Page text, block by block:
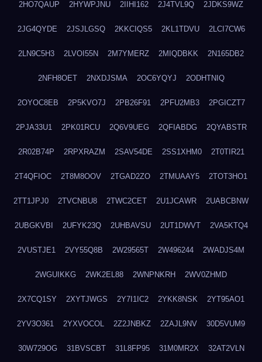
2HO7QAUP 2HYWPJNU 2IIHI162 2J4TVL9Q 2JDKS9WZ
2JG4QYDE 2JSJLGSQ 2KKCIQS5 2KL1TDVU 2LCI7CW6
2LN9C5H3 2LVOI55N 2M7YMERZ 2MIQDBKK 2N165DB2
2NFH8OET 2NXDJSMA 2OC6YQYJ 2ODHTNIQ
2OYOC8EB 2P5KVO7J 2PB26F91 2PFU2MB3 2PGICZT7
2PJA33U1 2PK01RCU 2Q6V9UEG 2QFIABDG 2QYABSTR
2R02B74P 2RPXRAZM 2SAV54DE 2SS1XHM0 2T0TIR21
2T4QFIOC 2T8M8OOV 2TGAD2ZO 2TMUAAY5 2TOT3HO1
2TT1JPJ0 2TVCNBU8 2TWC2CET 2U1JCAWR 2UABCBNW
2UBGKVBI 2UFYK23Q 2UHBAVSU 2UT1DWVT 2VA5KTQ4
2VUSTJE1 2VY55Q8B 2W29565T 2W496244 2WADJS4M
2WGUIKKG 2WK2EL88 2WNPNKRH 2WV0ZHMD
2X7CQ1SY 2XYTJWGS 2Y7I1IC2 2YKK8NSK 2YT95AO1
2YV3O361 2YXVOCOL 2Z2JNBKZ 2ZAJL9NV 30D5VUM9
30W729OG 31BVSCBT 31L8FP95 31M0MR2X 32AT2VLN